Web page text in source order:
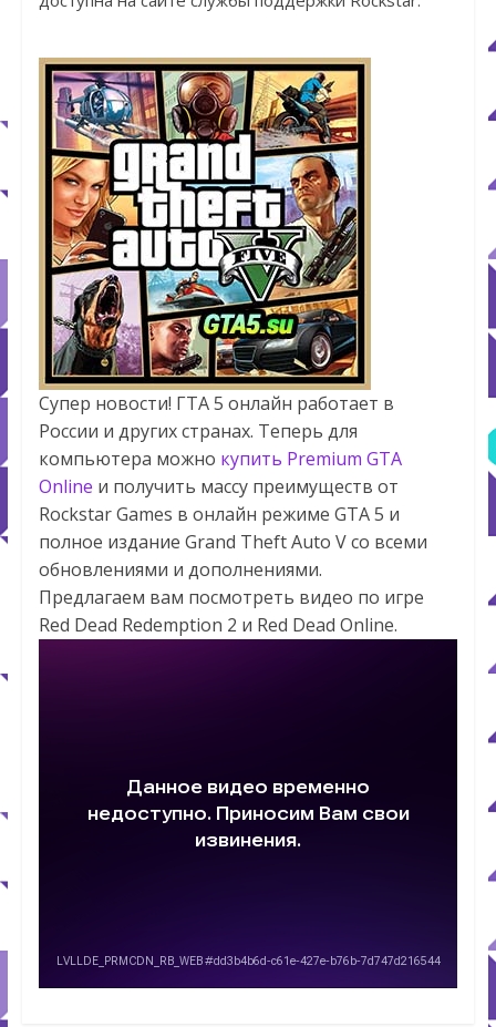
Супер новости! ГТА 5 онлайн работает в
России и других странах. Теперь для
компьютера можно купить Premium GTA
Online и получить массу преимуществ от
Rockstar Games в онлайн режиме GTA 5 и
полное издание Grand Theft Auto V со всеми
обновлениями и дополнениями.
Предлагаем вам посмотреть видео по игре
Red Dead Redemption 2 и Red Dead Online.